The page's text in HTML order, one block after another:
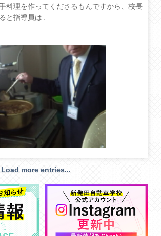
料理を作ってくださるもんですから、校長
と指導員は...
Load more entries...